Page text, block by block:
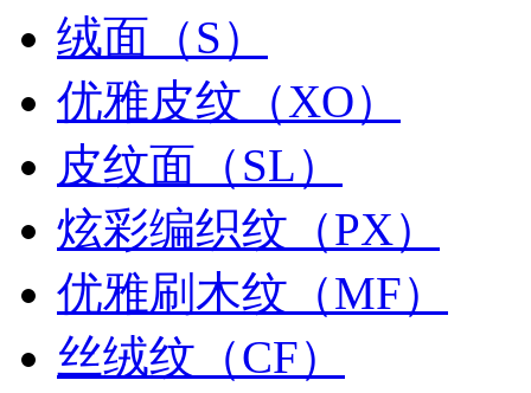
绒面（S）
优雅皮纹（XO）
皮纹面（SL）
炫彩编织纹（PX）
优雅刷木纹（MF）
丝绒纹（CF）